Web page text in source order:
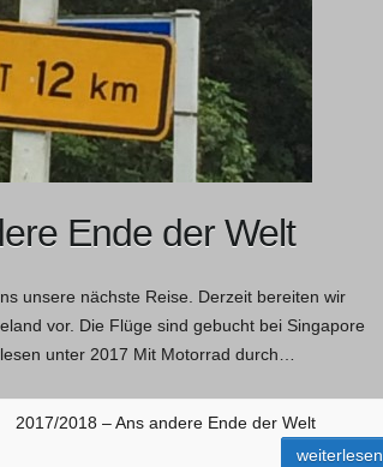
Ende der Welt
unsere nächste Reise. Derzeit bereiten wir
vor. Die Flüge sind gebucht bei Singapore
unter 2017 Mit Motorrad durch…
2017/2018 – Ans andere Ende der Welt
weiterlesen